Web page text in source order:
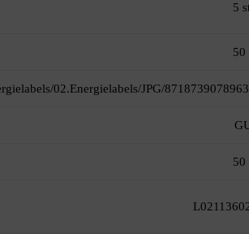
5
50
02.Energielabels/JPG/
50